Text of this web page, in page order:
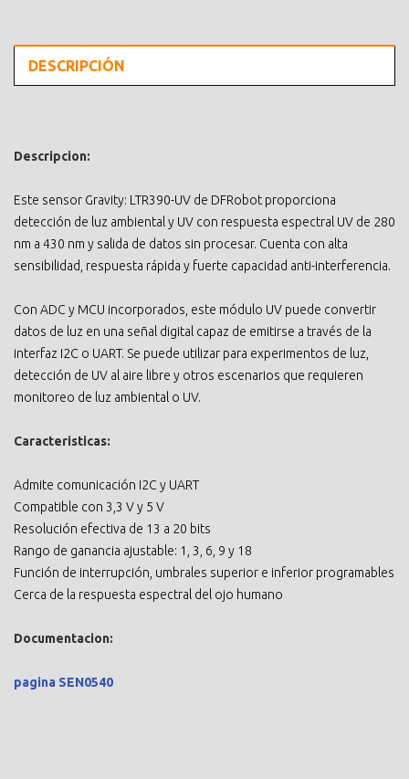
DESCRIPCIÓN
Descripcion:
Este sensor Gravity: LTR390-UV de DFRobot proporciona
detección de luz ambiental y UV con respuesta espectral UV de 280
nm a 430 nm y salida de datos sin procesar. Cuenta con alta
sensibilidad, respuesta rápida y fuerte capacidad anti-interferencia.
Con ADC y MCU incorporados, este módulo UV puede convertir
datos de luz en una señal digital capaz de emitirse a través de la
interfaz I2C o UART. Se puede utilizar para experimentos de luz,
detección de UV al aire libre y otros escenarios que requieren
monitoreo de luz ambiental o UV.
Caracteristicas:
Admite comunicación I2C y UART
Compatible con 3,3 V y 5 V
Resolución efectiva de 13 a 20 bits
Rango de ganancia ajustable: 1, 3, 6, 9 y 18
Función de interrupción, umbrales superior e inferior programables
Cerca de la respuesta espectral del ojo humano
Documentacion:
pagina SEN0540